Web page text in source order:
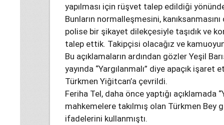
yapılması için rüşvet talep edildiği
Bunların normalleşmesini,
polise bir şikayet dilekçesiyle taşıdık ve
talep ettik. Takipçisi olacağız ve
Bu açıklamaların ardından gözler Yeşil
yayında “Yargılanmalı” diye apaçık
Türkmen Yiğitcan’a çevrildi.
Feriha Tel, daha önce yaptığı açıklamada
mahkemelere takılmış olan Türkmen Bey
ifadelerini kullanmıştı.